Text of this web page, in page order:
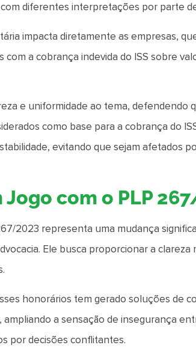
diferentes interpretações por parte
impacta diretamente as empresas,
a cobrança indevida do ISS sobre
e uniformidade ao tema, defendendo
como base para a cobrança do
evitando que sejam afetados
Jogo com o PLP
2023 representa uma mudança
Ele busca proporcionar a
honorários tem gerado soluções de
ampliando a sensação de insegurança
por decisões conflitantes.